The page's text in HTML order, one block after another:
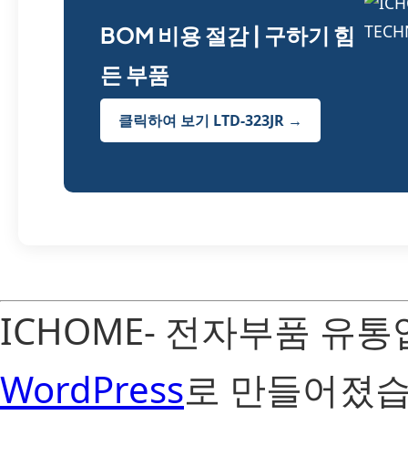
BOM 비용 절감 | 구하기 힘
든 부품
클릭하여 보기 LTD-323JR →
ICHOME- 전자부품 유
WordPress로 만들어졌